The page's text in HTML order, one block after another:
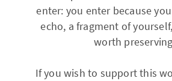
enter: you enter because
echo, a fragment of
worth
If you wish to support this